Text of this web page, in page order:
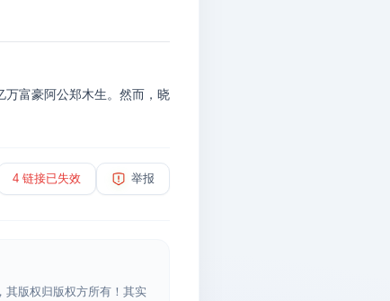
万富豪阿公郑木生。然而，晓
4 链接已失效 举报
其版权归版权方所有！其实